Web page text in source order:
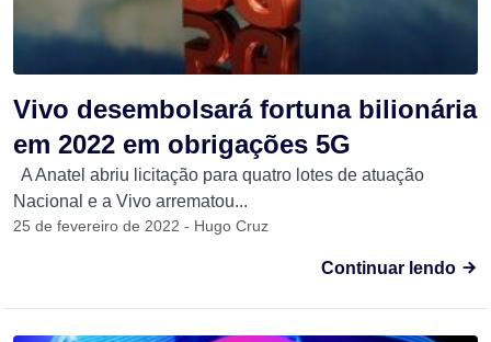
Vivo desembolsará fortuna bilionária
em 2022 em obrigações 5G
A Anatel abriu licitação para quatro lotes de atuação
Nacional e a Vivo arrematou...
25 de fevereiro de 2022 - Hugo Cruz
Continuar lendo